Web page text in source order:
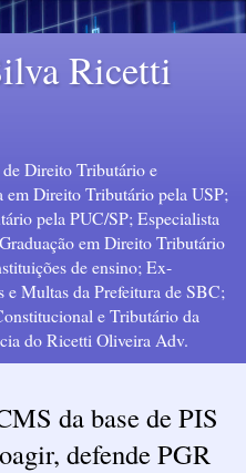
Ricetti
Direito Tributário e
Direito Tributário pela USP;
pela PUC/SP; Especialista
em Direito Tributário
de ensino; Ex-
Multas da Prefeitura de SBC;
e Tributário da
do Ricetti Oliveira Adv.
da base de PIS
defende PGR